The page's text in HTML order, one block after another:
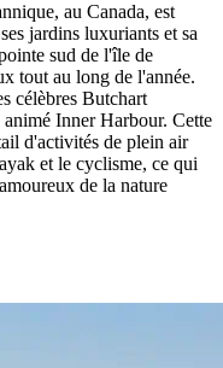
au Canada, est
jardins luxuriants et sa
sud de l'île de
tout au long de l'année.
célèbres Butchart
Inner Harbour. Cette
d'activités de plein air
et le cyclisme, ce qui
de la nature